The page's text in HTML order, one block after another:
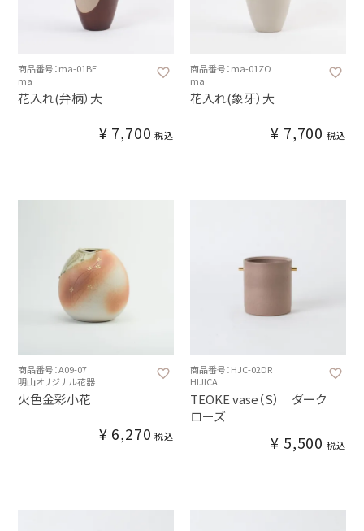
商品番号：ma-01BE
ma
花入れ(弁柄）大
¥ 7,700 税込
商品番号：ma-01ZO
ma
花入れ(象牙）大
¥ 7,700 税込
商品番号：A09-07
明山オリジナル花器
火色金彩小花
¥ 6,270 税込
商品番号：HJC-02DR
HIJICA
TEOKE vase（S） ダーク
ローズ
¥ 5,500 税込